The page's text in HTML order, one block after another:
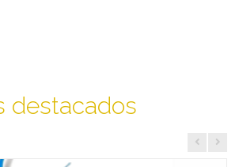
destacados